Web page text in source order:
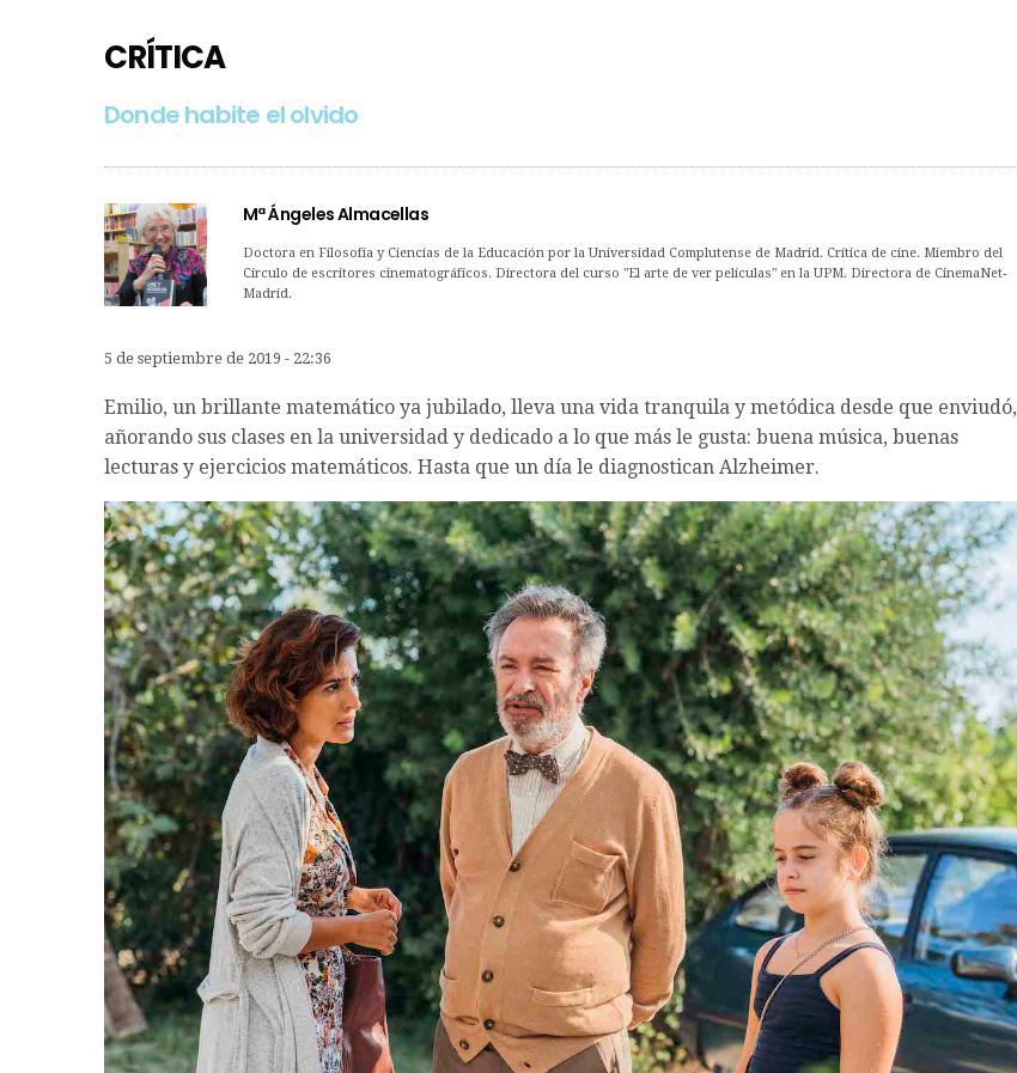
CRÍTICA
Donde habite el olvido
Mª Ángeles Almacellas
Doctora en Filosofía y Ciencias de la Educación por la Universidad Complutense de Madrid. Crítica de cine. Miembro del
Círculo de escritores cinematográficos. Directora del curso "El arte de ver películas" en la UPM. Directora de CinemaNet-
Madrid.
5 de septiembre de 2019 - 22:36
Emilio, un brillante matemático ya jubilado, lleva una vida tranquila y metódica desde que enviudó,
añorando sus clases en la universidad y dedicado a lo que más le gusta: buena música, buenas
lecturas y ejercicios matemáticos. Hasta que un día le diagnostican Alzheimer.